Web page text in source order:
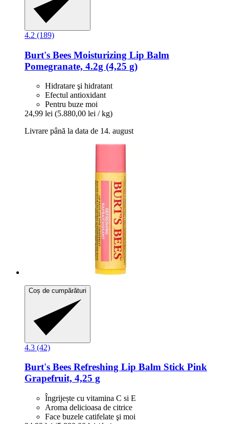
4.2 (189)
Burt's Bees Moisturizing Lip Balm
Pomegranate, 4.2g (4,25 g)
Hidratare şi hidratant
Efectul antioxidant
Pentru buze moi
24,99 lei (5.880,00 lei / kg)
Livrare până la data de 14. august
Coș de cumpărături
4.3 (42)
Burt's Bees Refreshing Lip Balm Stick Pink
Grapefruit, 4,25 g
Îngrijește cu vitamina C si E
Aroma delicioasa de citrice
Face buzele catifelate şi moi